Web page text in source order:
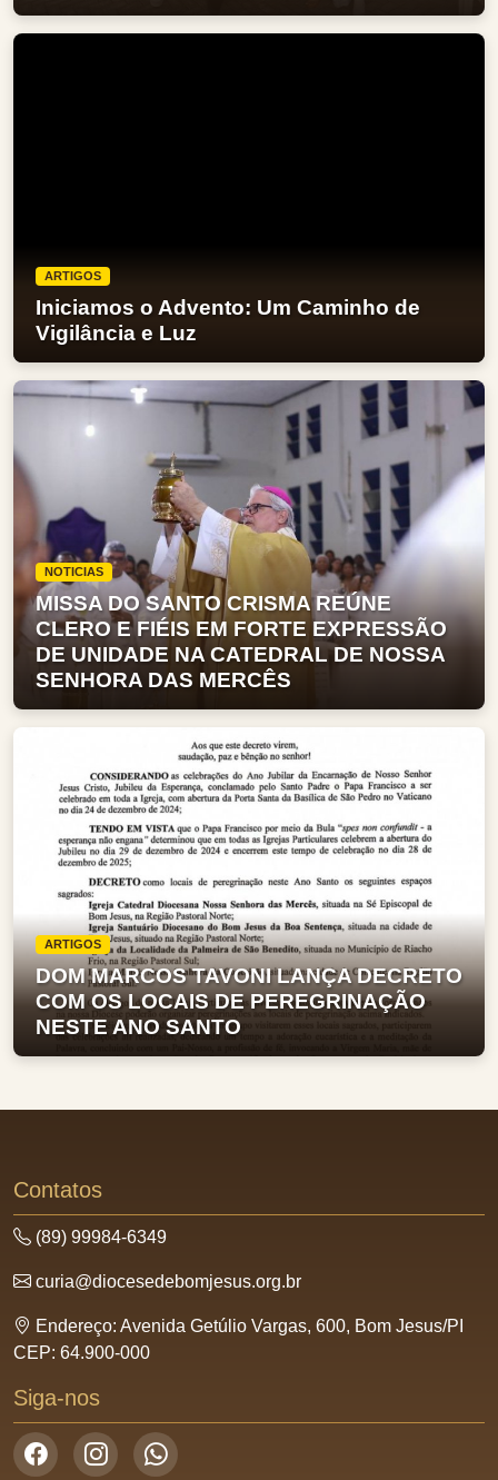
ARTIGOS
Iniciamos o Advento: Um Caminho de
Vigilância e Luz
NOTICIAS
MISSA DO SANTO CRISMA REÚNE
CLERO E FIÉIS EM FORTE EXPRESSÃO
DE UNIDADE NA CATEDRAL DE NOSSA
SENHORA DAS MERCÊS
ARTIGOS
DOM MARCOS TAVONI LANÇA DECRETO
COM OS LOCAIS DE PEREGRINAÇÃO
NESTE ANO SANTO
Contatos
(89) 99984-6349
curia@diocesedebomjesus.org.br
Endereço: Avenida Getúlio Vargas, 600, Bom Jesus/PI
CEP: 64.900-000
Siga-nos